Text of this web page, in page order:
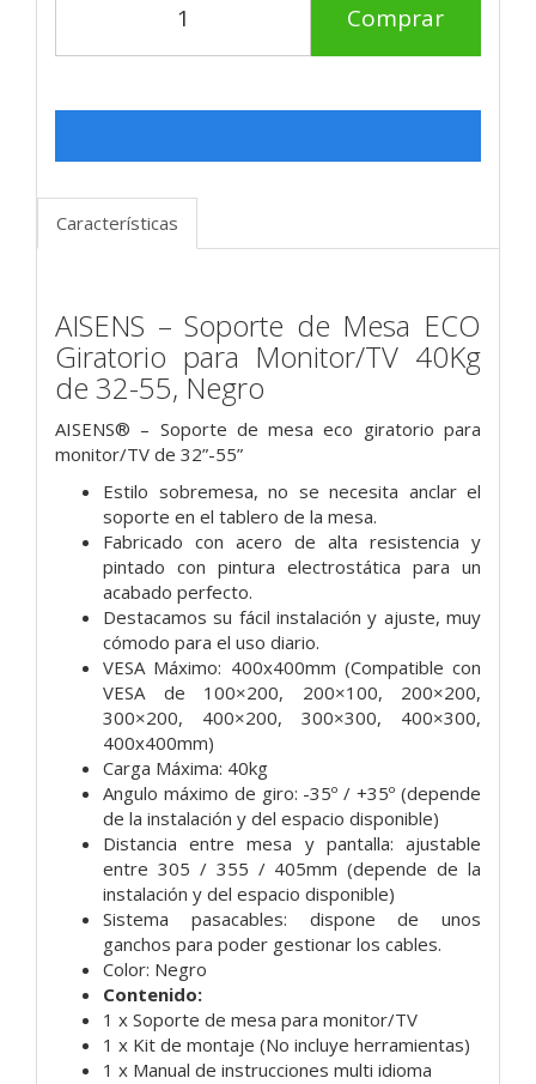
Comprar
Características
AISENS – Soporte de Mesa ECO
Giratorio para Monitor/TV 40Kg
de 32-55, Negro
AISENS® – Soporte de mesa eco giratorio para
monitor/TV de 32”-55”
Estilo sobremesa, no se necesita anclar el
soporte en el tablero de la mesa.
Fabricado con acero de alta resistencia y
pintado con pintura electrostática para un
acabado perfecto.
Destacamos su fácil instalación y ajuste, muy
cómodo para el uso diario.
VESA Máximo: 400x400mm (Compatible con
VESA de 100×200, 200×100, 200×200,
300×200, 400×200, 300×300, 400×300,
400x400mm)
Carga Máxima: 40kg
Angulo máximo de giro: -35º / +35º (depende
de la instalación y del espacio disponible)
Distancia entre mesa y pantalla: ajustable
entre 305 / 355 / 405mm (depende de la
instalación y del espacio disponible)
Sistema pasacables: dispone de unos
ganchos para poder gestionar los cables.
Color: Negro
Contenido:
1 x Soporte de mesa para monitor/TV
1 x Kit de montaje (No incluye herramientas)
1 x Manual de instrucciones multi idioma